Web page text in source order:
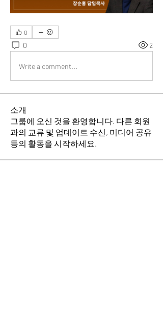
0
0 2
Write a comment...
소개
그룹에 오신 것을 환영합니다. 다른 회원
과의 교류 및 업데이트 수신, 미디어 공유
등의 활동을 시작하세요.